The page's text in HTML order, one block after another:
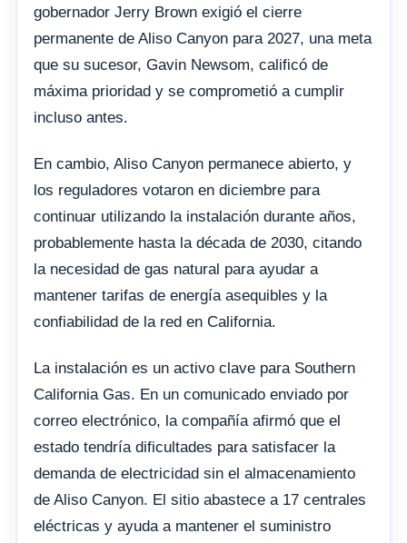
gobernador Jerry Brown exigió el cierre
permanente de Aliso Canyon para 2027, una meta
que su sucesor, Gavin Newsom, calificó de
máxima prioridad y se comprometió a cumplir
incluso antes.
En cambio, Aliso Canyon permanece abierto, y
los reguladores votaron en diciembre para
continuar utilizando la instalación durante años,
probablemente hasta la década de 2030, citando
la necesidad de gas natural para ayudar a
mantener tarifas de energía asequibles y la
confiabilidad de la red en California.
La instalación es un activo clave para Southern
California Gas. En un comunicado enviado por
correo electrónico, la compañía afirmó que el
estado tendría dificultades para satisfacer la
demanda de electricidad sin el almacenamiento
de Aliso Canyon. El sitio abastece a 17 centrales
eléctricas y ayuda a mantener el suministro